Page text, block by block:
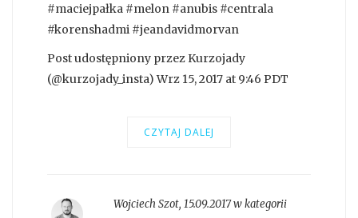
#maciejpałka #melon #anubis #centrala
#korenshadmi #jeandavidmorvan
Post udostępniony przez Kurzojady
(@kurzojady_insta) Wrz 15, 2017 at 9:46 PDT
CZYTAJ DALEJ
Wojciech Szot, 15.09.2017 w kategorii